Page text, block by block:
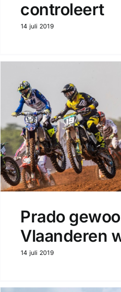
controleert
14 juli 2019
Prado
Vlaanderen
14 juli 2019